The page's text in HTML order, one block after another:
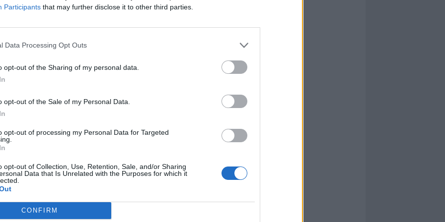
Participants that may further disclose it to other third parties.
Data Processing Opt Outs
opt-out of the Sharing of my personal data.
opt-out of the Sale of my Personal Data.
opt-out of processing my Personal Data for Targeted
opt-out of Collection, Use, Retention, Sale, and/or Sharing
Data that Is Unrelated with the Purposes for which it
CONFIRM
delle Finanze ha fatto il punto sugli
sulle finanze del nostro Paese.
sul superbonus sono ancora peggiori,
caso di un superbonus al 110 percento,
a 140, e dal prossimo anno ci troveremo
è l’altro europeo in cui c’è il 70% di
gli edifici? La Macedonia del
è in Europa. Visto da dentro quel 70 è
visto da fuori è tantissimo, dobbiamo
da questa allucinazione». Infine le
del ministro sul fondo salva-Stati. «Il
la causa nè la soluzione al nostro
il nostro problema si chiama debito.
quanto costa deve essere tenuto sotto
Paese non ce la fa».